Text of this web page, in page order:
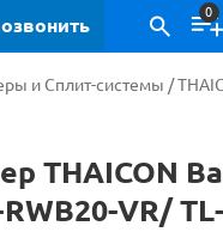
0
и Сплит-системы /
THAICON
VR/ TL-